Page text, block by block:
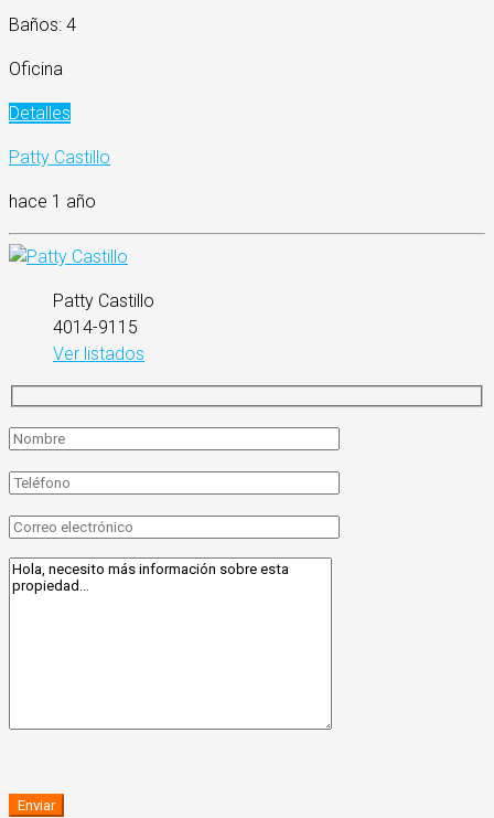
Baños: 4
Oficina
Detalles
Patty Castillo
hace 1 año
Patty Castillo
4014-9115
Ver listados